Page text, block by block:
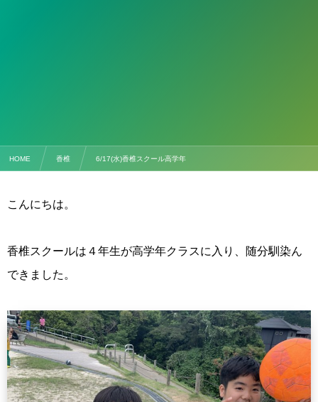
HOME 香椎 6/17(水)香椎スクール高学年
こんにちは。
香椎スクールは４年生が高学年クラスに入り、随分馴染ん
できました。